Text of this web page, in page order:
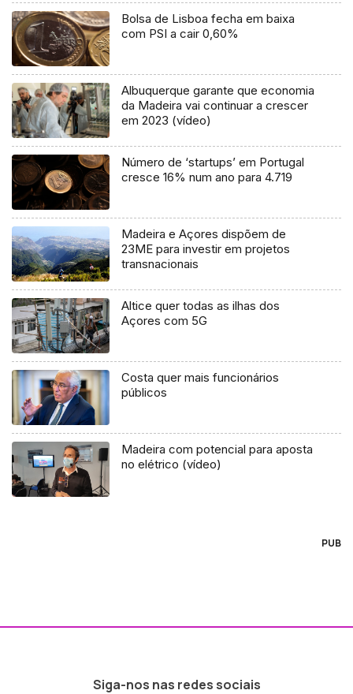
Bolsa de Lisboa fecha em baixa
com PSI a cair 0,60%
Albuquerque garante que economia
da Madeira vai continuar a crescer
em 2023 (vídeo)
Número de ‘startups’ em Portugal
cresce 16% num ano para 4.719
Madeira e Açores dispõem de
23ME para investir em projetos
transnacionais
Altice quer todas as ilhas dos
Açores com 5G
Costa quer mais funcionários
públicos
Madeira com potencial para aposta
no elétrico (vídeo)
PUB
Siga-nos nas redes sociais